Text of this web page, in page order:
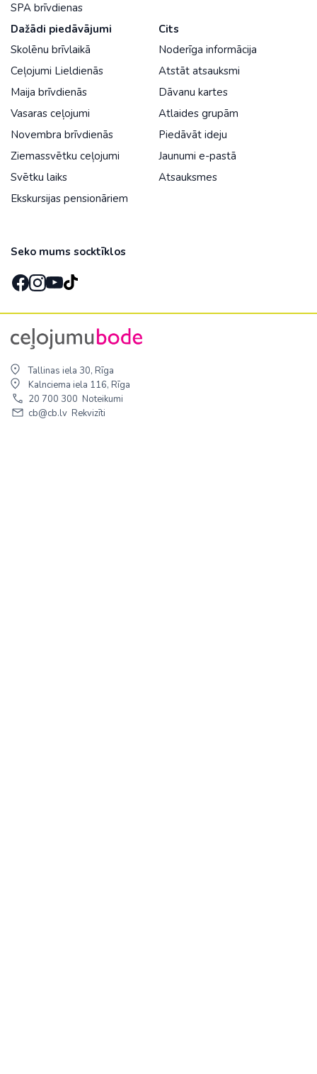
SPA brīvdienas
Dažādi piedāvājumi
Skolēnu brīvlaikā
Ceļojumi Lieldienās
Maija brīvdienās
Vasaras ceļojumi
Novembra brīvdienās
Ziemassvētku ceļojumi
Svētku laiks
Ekskursijas pensionāriem
Cits
Noderīga informācija
Atstāt atsauksmi
Dāvanu kartes
Atlaides grupām
Piedāvāt ideju
Jaunumi e-pastā
Atsauksmes
Seko mums socktīklos
Tallinas iela 30, Rīga
Kalnciema iela 116, Rīga
20 700 300 Noteikumi
cb@cb.lv Rekvizīti